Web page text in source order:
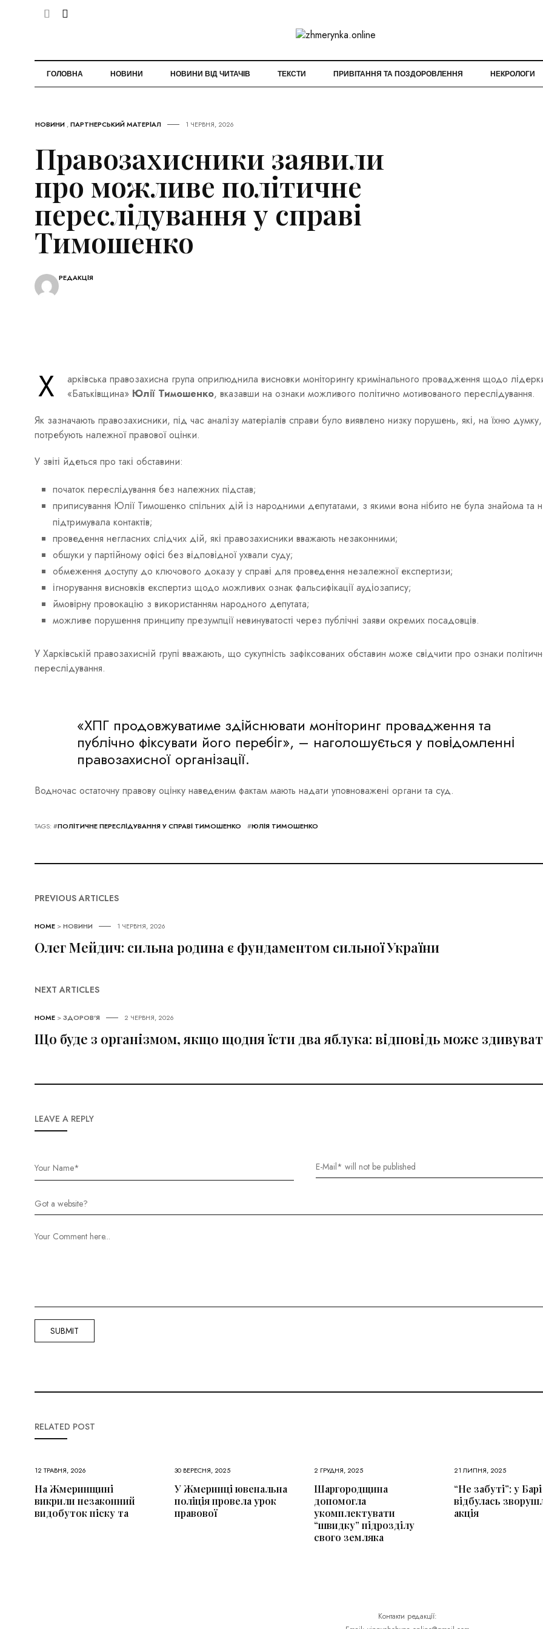
ГОЛОВНА НОВИНИ НОВИНИ ВІД ЧИТАЧІВ ТЕКСТИ ПРИВІТАННЯ ТА ПОЗДОРОВЛЕННЯ НЕКРОЛОГИ
НОВИНИ ,ПАРТНЕРСЬКИЙ МАТЕРІАЛ 1 ЧЕРВНЯ, 2026
Правозахисники заявили
про можливе політичне
переслідування у справі
Тимошенко
РЕДАКЦІЯ
Х
арківська правозахисна група оприлюднила висновки моніторингу кримінального провадження щодо
«Батьківщина» Юлії Тимошенко, вказавши на ознаки можливого політично мотивованого переслідування.
Як зазначають правозахисники, під час аналізу матеріалів справи було виявлено низку порушень, які, на їхню думку,
потребують належної правової оцінки.
У звіті йдеться про такі обставини:
початок переслідування без належних підстав;
приписування Юлії Тимошенко спільних дій із народними депутатами, з якими вона нібито не була знайома та
підтримувала контактів;
проведення негласних слідчих дій, які правозахисники вважають незаконними;
обшуки у партійному офісі без відповідної ухвали суду;
обмеження доступу до ключового доказу у справі для проведення незалежної експертизи;
ігнорування висновків експертиз щодо можливих ознак фальсифікації аудіозапису;
ймовірну провокацію з використанням народного депутата;
можливе порушення принципу презумпції невинуватості через публічні заяви окремих посадовців.
У Харківській правозахисній групі вважають, що сукупність зафіксованих обставин може свідчити про ознаки
переслідування.
«ХПГ продовжуватиме здійснювати моніторинг провадження та
публічно фіксувати його перебіг», – наголошується у повідомленні
правозахисної організації.
Водночас остаточну правову оцінку наведеним фактам мають надати уповноважені органи та суд.
TAGS: #ПОЛІТИЧНЕ ПЕРЕСЛІДУВАННЯ У СПРАВІ ТИМОШЕНКО #ЮЛІЯ ТИМОШЕНКО
PREVIOUS ARTICLES
HOME >НОВИНИ 1 ЧЕРВНЯ, 2026
Олег Мейдич: сильна родина є фундаментом сильної України
NEXT ARTICLES
HOME >ЗДОРОВ'Я 2 ЧЕРВНЯ, 2026
Що буде з організмом, якщо щодня їсти два яблука: відповідь може
LEAVE A REPLY
RELATED POST
12 ТРАВНЯ, 2026
На Жмеринщині
викрили незаконний
видобуток піску та
30 ВЕРЕСНЯ, 2025
У Жмеринці ювенальна
поліція провела урок
правової
2 ГРУДНЯ, 2025
Шаргородщина
допомогла
укомплектувати
“швидку” підрозділу
свого земляка
21 ЛИПНЯ, 2025
“Не забуті”: у Барі
відбулась
акція
Контакти редакції: